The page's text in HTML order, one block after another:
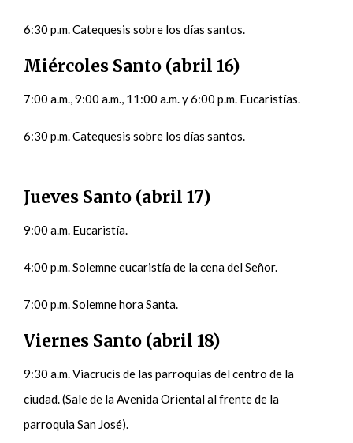
6:30 p.m. Catequesis sobre los días santos.
Miércoles Santo (abril 16)
7:00 a.m., 9:00 a.m., 11:00 a.m. y 6:00 p.m. Eucaristías.
6:30 p.m. Catequesis sobre los días santos.
Jueves Santo (abril 17)
9:00 a.m. Eucaristía.
4:00 p.m. Solemne eucaristía de la cena del Señor.
7:00 p.m. Solemne hora Santa.
Viernes Santo (abril 18)
9:30 a.m. Viacrucis de las parroquias del centro de la
ciudad. (Sale de la Avenida Oriental al frente de la
parroquia San José).